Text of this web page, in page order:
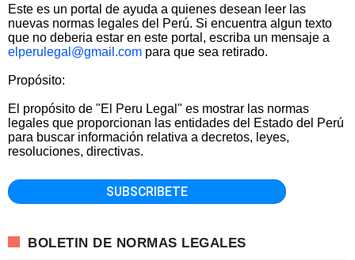
Este es un portal de ayuda a quienes desean leer las
nuevas normas legales del Perú. Si encuentra algun texto
que no deberia estar en este portal, escriba un mensaje a
elperulegal@gmail.com para que sea retirado.
Propósito:
El propósito de "El Peru Legal" es mostrar las normas
legales que proporcionan las entidades del Estado del Perú
para buscar información relativa a decretos, leyes,
resoluciones, directivas.
BOLETIN DE NORMAS LEGALES